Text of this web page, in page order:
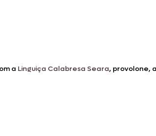
a Linguiça Calabresa Seara, provolone,